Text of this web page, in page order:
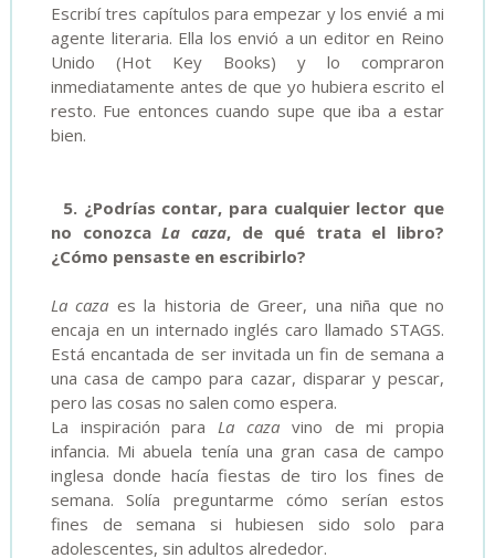
Escribí tres capítulos para empezar y los envié a mi
agente literaria. Ella los envió a un editor en Reino
Unido (Hot Key Books) y lo compraron
inmediatamente antes de que yo hubiera escrito el
resto. Fue entonces cuando supe que iba a estar
bien.
5. ¿Podrías contar, para cualquier lector que
no conozcaLa caza, de qué trata el libro?
¿Cómo pensaste en escribirlo?
La caza es la historia de Greer, una niña que no
encaja en un internado inglés caro llamado STAGS.
Está encantada de ser invitada un fin de semana a
una casa de campo para cazar, disparar y pescar,
pero las cosas no salen como espera.
La inspiración para La caza vino de mi propia
infancia. Mi abuela tenía una gran casa de campo
inglesa donde hacía fiestas de tiro los fines de
semana. Solía preguntarme cómo serían estos
fines de semana si hubiesen sido solo para
adolescentes, sin adultos alrededor.